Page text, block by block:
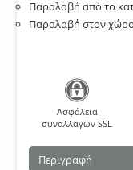
Παραλαβή από το
Παραλαβή στον
Aσφάλεια
συναλλαγών SSL
Περιγραφή